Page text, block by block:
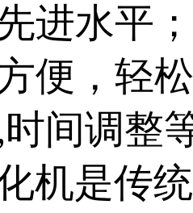
进水平
便，轻
间调整
机是传